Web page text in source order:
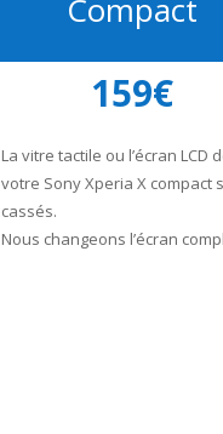
Compact
159€
La vitre tactile ou l’écran LCD
votre Sony Xperia X compact
cassés.
Nous changeons l’écran